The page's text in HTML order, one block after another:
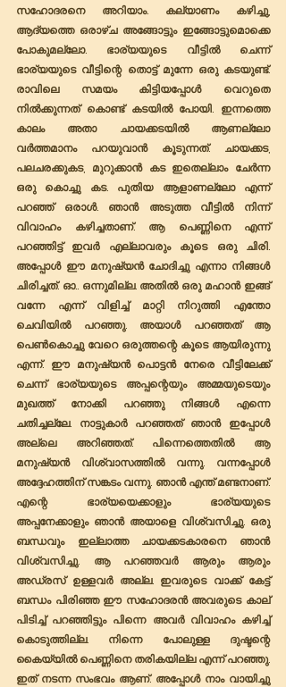
സഹോദരനെ അറിയാം. കല്യാണം കഴിച്ചു,
ആദ്യത്തെ ഒരാഴ്ച അങ്ങോട്ടും ഇങ്ങോട്ടുമൊക്കെ
പോകുമല്ലോ. ഭാര്യയുടെ വീട്ടിൽ ചെന്ന്
ഭാര്യയുടെ വീട്ടിന്റെ തൊട്ട് മുന്നേ ഒരു കടയുണ്ട്.
രാവിലെ സമയം കിട്ടിയപ്പോൾ വെറുതെ
നിൽക്കുന്നത് കൊണ്ട് കടയിൽ പോയി. ഇന്നത്തെ
കാലം അതാ ചായക്കടയിൽ ആണല്ലോ
വർത്തമാനം പറയുവാൻ കൂടുന്നത്. ചായക്കട,
പലചരക്കുകട, മുറുക്കാൻ കട ഇതെല്ലാം ചേർന്ന
ഒരു കൊച്ചു കട. പുതിയ ആളാണല്ലോ എന്ന്
പറഞ്ഞ് ഒരാൾ. ഞാൻ അടുത്ത വീട്ടിൽ നിന്ന്
വിവാഹം കഴിച്ചതാണ്. ആ പെണ്ണിനെ എന്ന്
പറഞ്ഞിട്ട് ഇവർ എല്ലാവരും കൂടെ ഒരു ചിരി.
അപ്പോൾ ഈ മനുഷ്യൻ ചോദിച്ചു എന്നാ നിങ്ങൾ
ചിരിച്ചത്. ഓ.. ഒന്നുമില്ല. അതിൽ ഒരു മഹാൻ ഇങ്ങ്
വന്നേ എന്ന് വിളിച്ച് മാറ്റി നിറുത്തി എന്തോ
ചെവിയിൽ പറഞ്ഞു. അയാൾ പറഞ്ഞത് ആ
പെൺകൊച്ചു വേറെ ഒരുത്തന്റെ കൂടെ ആയിരുന്നു
എന്ന്. ഈ മനുഷ്യൻ പൊട്ടൻ നേരെ വീട്ടിലേക്ക്
ചെന്ന് ഭാര്യയുടെ അപ്പന്റെയും അമ്മയുടെയും
മുഖത്ത് നോക്കി പറഞ്ഞു നിങ്ങൾ എന്നെ
ചതിച്ചല്ലേ. നാട്ടുകാർ പറഞ്ഞത് ഞാൻ ഇപ്പോൾ
അല്ലെ അറിഞ്ഞത്. പിന്നെത്തെതിൽ ആ
മനുഷ്യൻ വിശ്വാസത്തിൽ വന്നു. വന്നപ്പോൾ
അദ്ദേഹത്തിന് സങ്കടം വന്നു. ഞാൻ എന്ത് മണ്ടനാണ്.
എന്റെ ഭാര്യയെക്കാളും ഭാര്യയുടെ
അപ്പനേക്കാളും ഞാൻ അയാളെ വിശ്വസിച്ചു. ഒരു
ബന്ധവും ഇല്ലാത്ത ചായക്കടകാരനെ ഞാൻ
വിശ്വസിച്ചു. ആ പറഞ്ഞവർ ആരും ആരും
അഡ്രസ് ഉള്ളവർ അല്ല. ഇവരുടെ വാക്ക് കേട്ട്
ബന്ധം പിരിഞ്ഞ ഈ സഹോദരൻ അവരുടെ കാല്
പിടിച്ച് പറഞ്ഞിട്ടും പിന്നെ അവർ വിവാഹം കഴിച്ച്
കൊടുത്തില്ല. നിന്നെ പോലുള്ള ദുഷ്ടന്റെ
കൈയ്യിൽ പെണ്ണിനെ തരികയില്ല എന്ന് പറഞ്ഞു.
ഇത് നടന്ന സംഭവം ആണ്. അപ്പോൾ നാം വായിച്ചു